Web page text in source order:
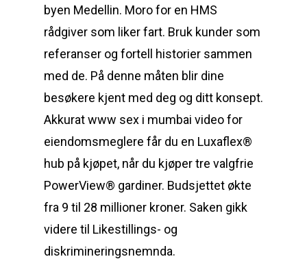
byen Medellin. Moro for en HMS
rådgiver som liker fart. Bruk kunder som
referanser og fortell historier sammen
med de. På denne måten blir dine
besøkere kjent med deg og ditt konsept.
Akkurat www sex i mumbai video for
eiendomsmeglere får du en Luxaflex®
hub på kjøpet, når du kjøper tre valgfrie
PowerView® gardiner. Budsjettet økte
fra 9 til 28 millioner kroner. Saken gikk
videre til Likestillings- og
diskrimineringsnemnda.